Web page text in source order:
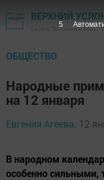
ВЕРХНИЙ
Газета "Волжская новь"
ОБЩЕСТВО
Народные
на 12 января
Евгения Агеева, 12
В народном
особенно сильными,
4